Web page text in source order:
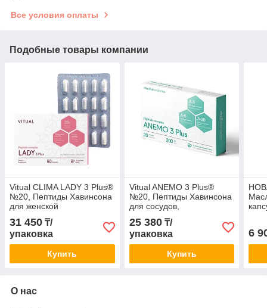
Все условия оплаты
Подобные товары компании
Vitual CLIMA LADY 3 Plus®
№20, Пептиды Хавинсона
для женской
гормональной системы
31 450 ₸/
упаковка
Купить
Vitual ANEMO 3 Plus®
№20, Пептиды Хавинсона
для сосудов,
кроветворения и
иммунитета
25 380₸/
упаковка
Купить
6
О нас